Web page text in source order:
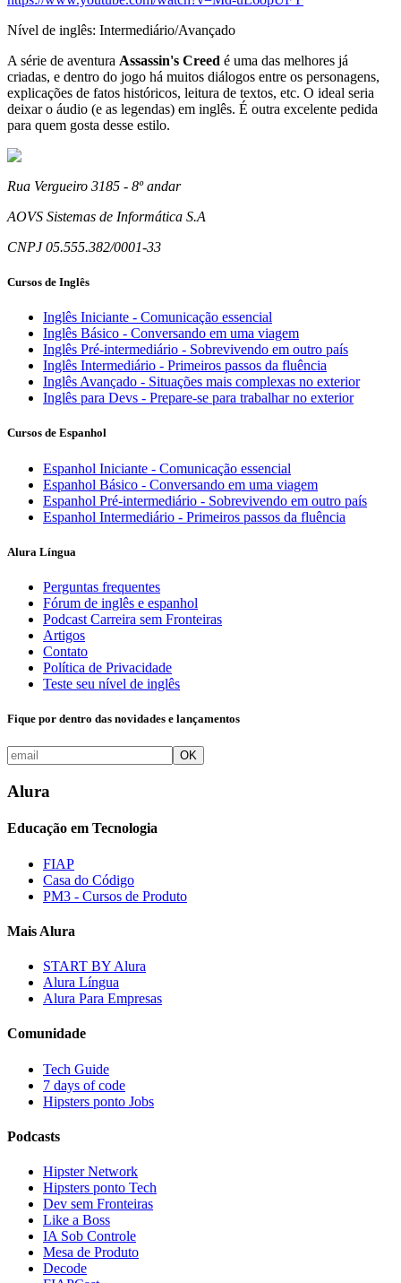
Nível de inglês: Intermediário/Avançado
A série de aventura Assassin's Creed é uma das melhores já
criadas, e dentro do jogo há muitos diálogos entre os personagens,
explicações de fatos históricos, leitura de textos, etc. O ideal seria
deixar o áudio (e as legendas) em inglês. É outra excelente pedida
para quem gosta desse estilo.
Rua Vergueiro 3185 - 8º andar
AOVS Sistemas de Informática S.A
CNPJ 05.555.382/0001-33
Cursos de Inglês
Inglês Iniciante - Comunicação essencial
Inglês Básico - Conversando em uma viagem
Inglês Pré-intermediário - Sobrevivendo em outro país
Inglês Intermediário - Primeiros passos da fluência
Inglês Avançado - Situações mais complexas no exterior
Inglês para Devs - Prepare-se para trabalhar no exterior
Cursos de Espanhol
Espanhol Iniciante - Comunicação essencial
Espanhol Básico - Conversando em uma viagem
Espanhol Pré-intermediário - Sobrevivendo em outro país
Espanhol Intermediário - Primeiros passos da fluência
Alura Língua
Perguntas frequentes
Fórum de inglês e espanhol
Podcast Carreira sem Fronteiras
Artigos
Contato
Política de Privacidade
Teste seu nível de inglês
Fique por dentro das novidades e lançamentos
OK
Alura
Educação em Tecnologia
FIAP
Casa do Código
PM3 - Cursos de Produto
Mais Alura
START BY Alura
Alura Língua
Alura Para Empresas
Comunidade
Tech Guide
7 days of code
Hipsters ponto Jobs
Podcasts
Hipster Network
Hipsters ponto Tech
Dev sem Fronteiras
Like a Boss
IA Sob Controle
Mesa de Produto
Decode